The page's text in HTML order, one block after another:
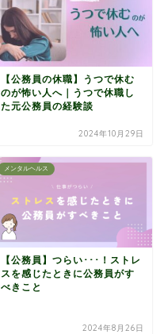
【公務員の休職】うつで休む
のが怖い人へ｜うつで休職し
た元公務員の経験談
2024年10月29日
メンタルヘルス
【公務員】つらい･･･！ストレ
スを感じたときに公務員がす
べきこと
2024年8月26日